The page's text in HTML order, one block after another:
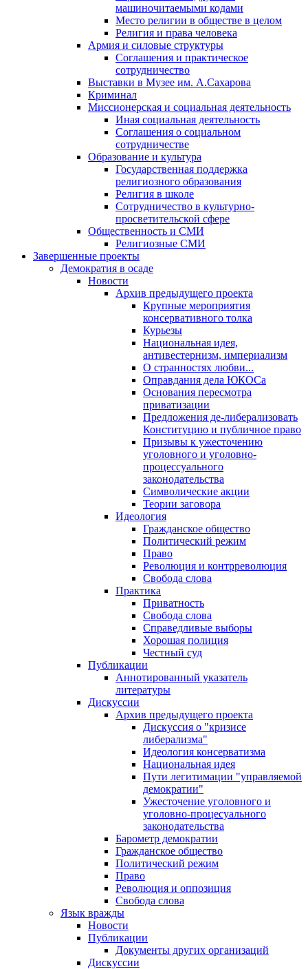
машиночитаемыми кодами
Место религии в обществе в целом
Религия и права человека
Армия и силовые структуры
Соглашения и практическое
сотрудничество
Выставки в Музее им. А.Сахарова
Криминал
Миссионерская и социальная деятельность
Иная социальная деятельность
Соглашения о социальном
сотрудничестве
Образование и культура
Государственная поддержка
религиозного образования
Религия в школе
Сотрудничество в культурно-
просветительской сфере
Общественность и СМИ
Религиозные СМИ
Завершенные проекты
Демократия в осаде
Новости
Архив предыдущего проекта
Крупные мероприятия
консервативного толка
Курьезы
Национальная идея,
антивестернизм, империализм
О странностях любви...
Оправдания дела ЮКОСа
Основания пересмотра
приватизации
Предложения де-либерализовать
Конституцию и публичное право
Призывы к ужесточению
уголовного и уголовно-
процессуального
законодательства
Символические акции
Теории заговора
Идеология
Гражданское общество
Политический режим
Право
Революция и контрреволюция
Свобода слова
Практика
Приватность
Свобода слова
Справедливые выборы
Хорошая полиция
Честный суд
Публикации
Аннотированный указатель
литературы
Дискуссии
Архив предыдущего проекта
Дискуссия о "кризисе
либерализма"
Идеология консерватизма
Национальная идея
Пути легитимации "управляемой
демократии"
Ужесточение уголовного и
уголовно-процесуального
законодательства
Барометр демократии
Гражданское общество
Политический режим
Право
Революция и оппозиция
Свобода слова
Язык вражды
Новости
Публикации
Документы других организаций
Дискуссии